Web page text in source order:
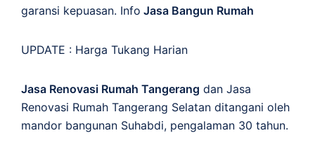
garansi kepuasan. Info Jasa Bangun Rumah
UPDATE : Harga Tukang Harian
Jasa Renovasi Rumah Tangerang dan Jasa
Renovasi Rumah Tangerang Selatan ditangani oleh
mandor bangunan Suhabdi, pengalaman 30 tahun.